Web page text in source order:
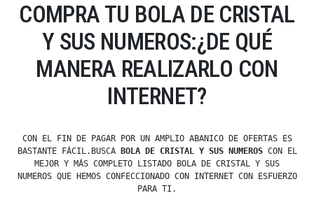
COMPRA TU BOLA DE CRISTAL
Y SUS NUMEROS:¿DE QUÉ
MANERA REALIZARLO CON
INTERNET?
CON EL FIN DE PAGAR POR UN AMPLIO ABANICO DE OFERTAS ES
BASTANTE FÁCIL.BUSCA
BOLA DE CRISTAL Y SUS NUMEROSCON EL
MEJOR Y MÁS COMPLETO LISTADO BOLA DE CRISTAL Y SUS
NUMEROS QUE HEMOS CONFECCIONADO CON INTERNET CON ESFUERZO
PARA TI.